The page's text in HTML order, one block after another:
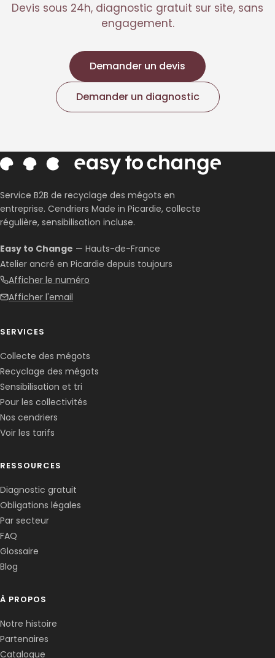
Devis sous 24h, diagnostic gratuit sur site, sans
engagement.
Demander un devis
Demander un diagnostic
Service B2B de recyclage des mégots en
entreprise. Cendriers Made in Picardie, collecte
régulière, sensibilisation incluse.
Easy to Change — Hauts-de-France
Atelier ancré en Picardie depuis toujours
Afficher le numéro
Afficher l'email
SERVICES
Collecte des mégots
Recyclage des mégots
Sensibilisation et tri
Pour les collectivités
Nos cendriers
Voir les tarifs
RESSOURCES
Diagnostic gratuit
Obligations légales
Par secteur
FAQ
Glossaire
Blog
À PROPOS
Notre histoire
Partenaires
Catalogue
Corentin · Easy to Change